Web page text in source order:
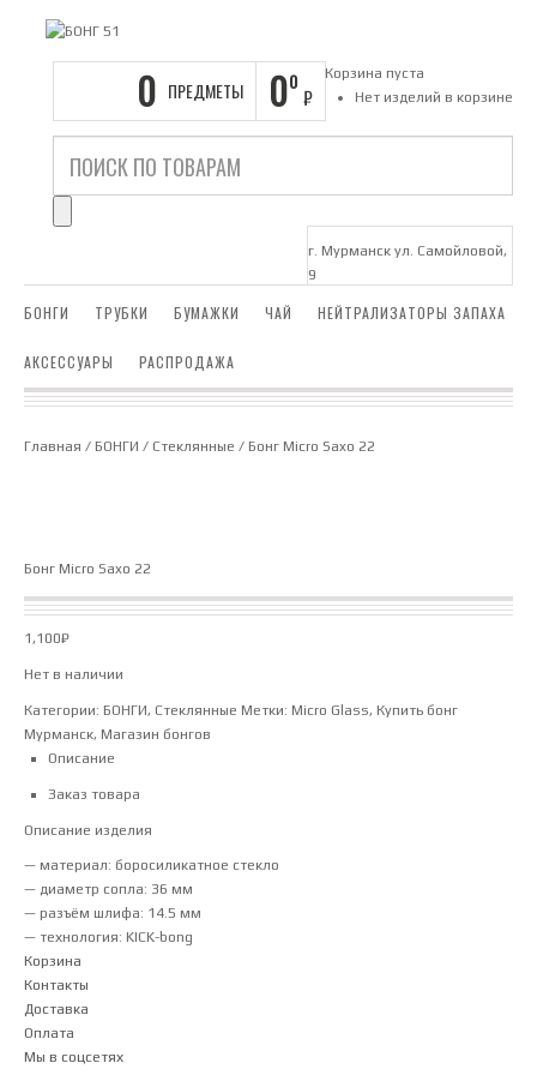
0 ПРЕДМЕТЫ 00
₽
Корзина пуста
Нет изделий в корзине
г. Мурманск ул. Самойловой,
9
БОНГИ ТРУБКИ БУМАЖКИ ЧАЙ НЕЙТРАЛИЗАТОРЫ ЗАПАХА
АКСЕССУАРЫ РАСПРОДАЖА
Главная / БОНГИ / Стеклянные / Бонг Micro Saxo 22
Бонг Micro Saxo 22
1,100₽
Нет в наличии
Категории: БОНГИ, Стеклянные Метки: Micro Glass, Купить бонг
Мурманск, Магазин бонгов
Описание
Заказ товара
Описание изделия
— материал: боросиликатное стекло
— диаметр сопла: 36 мм
— разъём шлифа: 14.5 мм
— технология: KICK-bong
Корзина
Контакты
Доставка
Оплата
Мы в соцсетях